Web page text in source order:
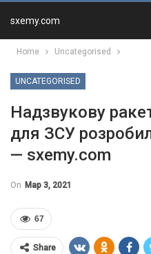
sxemy.com
Home Uncategorised
UNCATEGORISED
Надзвукову
для ЗСУ
— sxemy.com
On Мар 3, 2021
67
Share